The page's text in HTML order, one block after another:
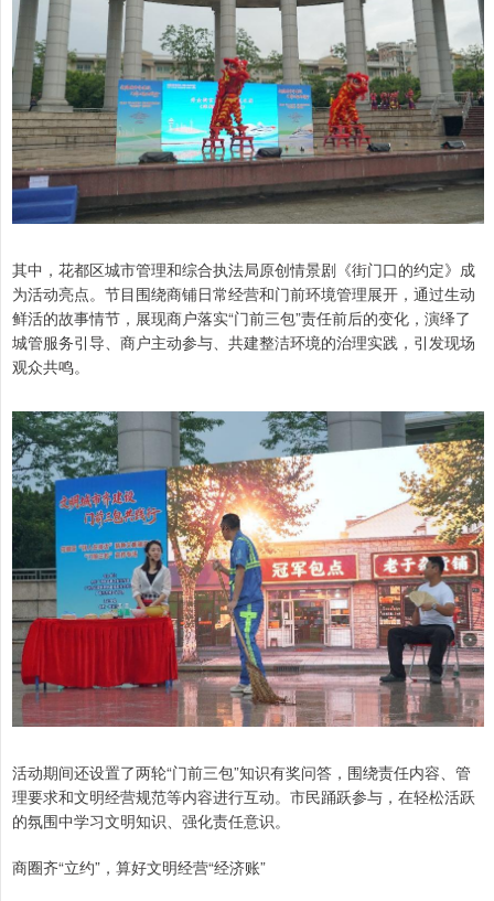
其中，花都区城市管理和综合执法局原创情景剧《街门口的约定》成
为活动亮点。节目围绕商铺日常经营和门前环境管理展开，通过生动
鲜活的故事情节，展现商户落实“门前三包”责任前后的变化，演绎了
城管服务引导、商户主动参与、共建整洁环境的治理实践，引发现场
观众共鸣。
活动期间还设置了两轮“门前三包”知识有奖问答，围绕责任内容、管
理要求和文明经营规范等内容进行互动。市民踊跃参与，在轻松活跃
的氛围中学习文明知识、强化责任意识。
商圈齐“立约”，算好文明经营“经济账”